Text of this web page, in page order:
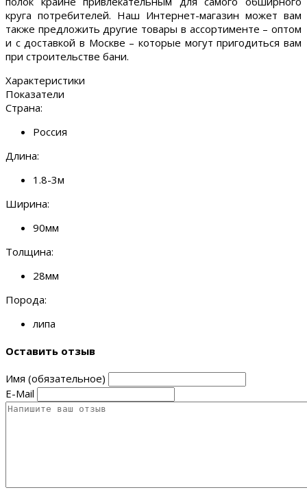
круга потребителей. Наш Интернет-магазин может вам
также предложить другие товары в ассортименте – оптом
и с доставкой в Москве – которые могут пригодиться вам
при строительстве бани.
Характеристики
Показатели
Страна:
Россия
Длина:
1.8-3м
Ширина:
90мм
Толщина:
28мм
Порода:
липа
Оставить отзыв
Имя (обязательное)
E-Mail